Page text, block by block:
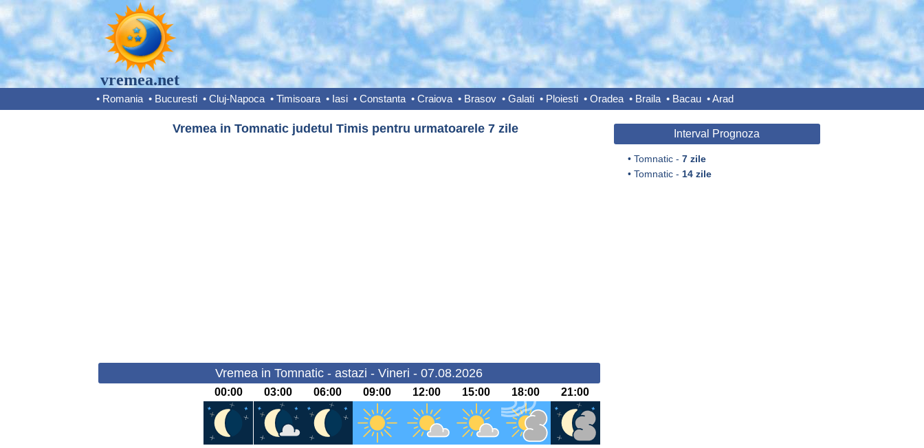
vremea.net
• Romania • Bucuresti • Cluj-Napoca • Timisoara • Iasi • Constanta • Craiova • Brasov • Galati • Ploiesti • Oradea • Braila • Bacau •Arad
Vremea in Tomnatic judetul Timis pentru urmatoarele 7 zile
Vremea in Tomnatic - astazi - Vineri - 07.08.2026
00:00 03:00 06:00 09:00 12:00 15:00 18:00 21:00
Interval Prognoza
• Tomnatic - 7 zile
• Tomnatic - 14 zile